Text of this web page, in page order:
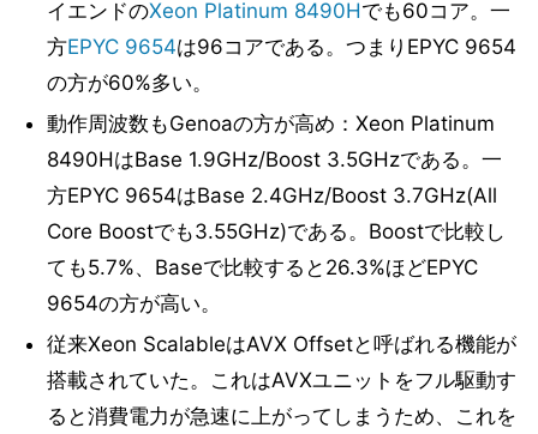
イエンドのXeon Platinum 8490Hでも60コア。一
方EPYC 9654は96コアである。つまりEPYC 9654
の方が60%多い。
動作周波数もGenoaの方が高め：Xeon Platinum
8490HはBase 1.9GHz/Boost 3.5GHzである。一
方EPYC 9654はBase 2.4GHz/Boost 3.7GHz(All
Core Boostでも3.55GHz)である。Boostで比較し
ても5.7%、Baseで比較すると26.3%ほどEPYC
9654の方が高い。
従来Xeon ScalableはAVX Offsetと呼ばれる機能が
搭載されていた。これはAVXユニットをフル駆動す
ると消費電力が急速に上がってしまうため、これを